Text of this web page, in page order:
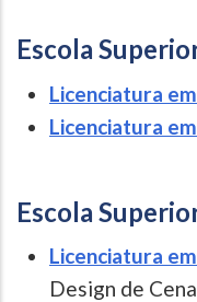
Escola
Licenciatura
Licenciatura
Escola
Licenciatura
Design de